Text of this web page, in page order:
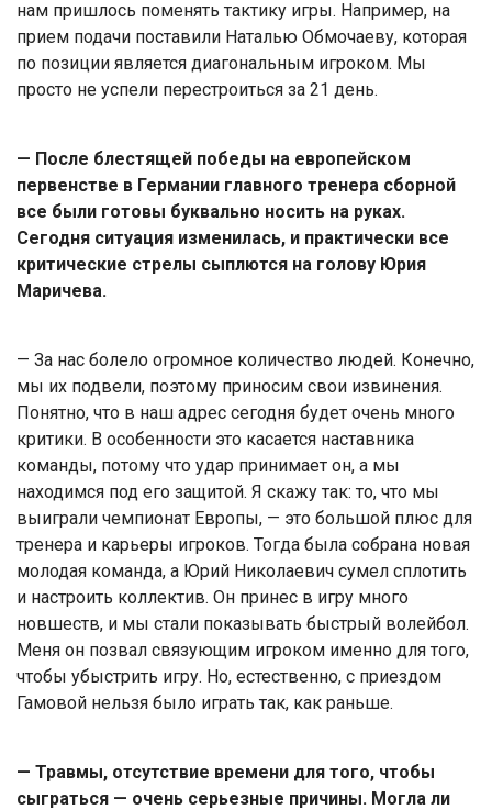
нам пришлось поменять тактику игры. Например, на
прием подачи поставили Наталью Обмочаеву, которая
по позиции является диагональным игроком. Мы
просто не успели перестроиться за 21 день.
— После блестящей победы на европейском
первенстве в Германии главного тренера сборной
все были готовы буквально носить на руках.
Сегодня ситуация изменилась, и практически все
критические стрелы сыплются на голову Юрия
Маричева.
— За нас болело огромное количество людей. Конечно,
мы их подвели, поэтому приносим свои извинения.
Понятно, что в наш адрес сегодня будет очень много
критики. В особенности это касается наставника
команды, потому что удар принимает он, а мы
находимся под его защитой. Я скажу так: то, что мы
выиграли чемпионат Европы, — это большой плюс для
тренера и карьеры игроков. Тогда была собрана новая
молодая команда, а Юрий Николаевич сумел сплотить
и настроить коллектив. Он принес в игру много
новшеств, и мы стали показывать быстрый волейбол.
Меня он позвал связующим игроком именно для того,
чтобы убыстрить игру. Но, естественно, с приездом
Гамовой нельзя было играть так, как раньше.
— Травмы, отсутствие времени для того, чтобы
сыграться — очень серьезные причины. Могла ли